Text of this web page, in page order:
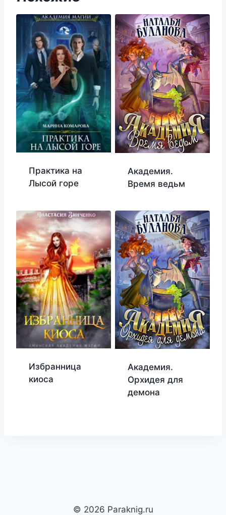
Практика на
Лысой горе
Академия.
Время ведьм
Избранница
киоса
Академия.
Орхидея для
демона
© 2026 Paraknig.ru